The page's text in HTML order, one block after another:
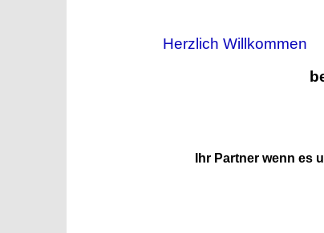
Herzlich Willkommen
Ihr Partner wenn es